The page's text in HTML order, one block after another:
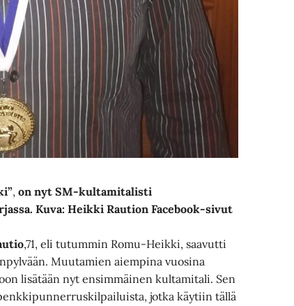
,on nyt SM-kultamitalisti
Kuva: Heikki Raution Facebook-sivut
,71, eli tutummin Romu-Heikki, saavutti
Muutamien aiempina vuosina
lisätään nyt ensimmäinen kultamitali. Sen
jotka käytiin tällä